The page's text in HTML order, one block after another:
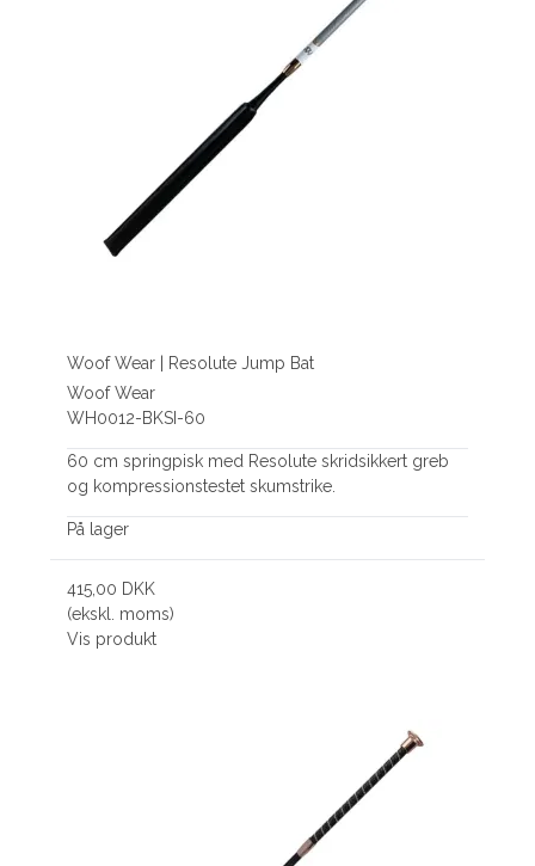
Woof Wear | Resolute Jump Bat
Woof Wear
WH0012-BKSI-60
60 cm springpisk med Resolute skridsikkert greb
og kompressionstestet skumstrike.
På lager
415,00 DKK
(ekskl. moms)
Vis produkt